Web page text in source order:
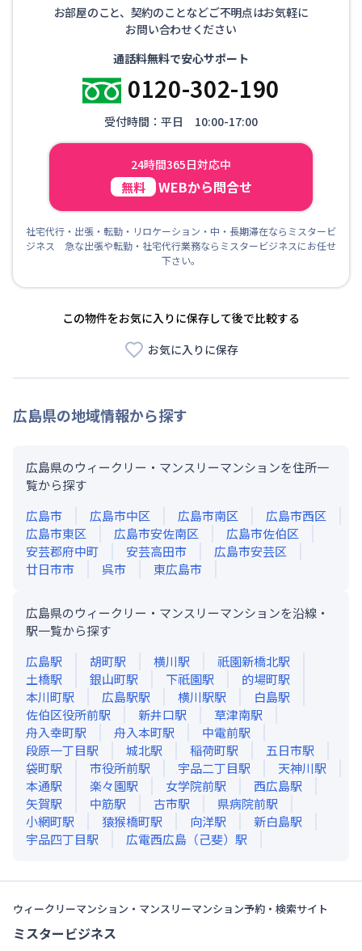
お部屋のこと、契約のことなどご不明点はお気軽に
お問い合わせください
通話料無料で安心サポート
0120-302-190
受付時間：平日 10:00-17:00
24時間365日対応中
無料 WEBから問合せ
社宅代行・出張・転勤・リロケーション・中・長期滞在ならミスタービ
ジネス 急な出張や転勤・社宅代行業務ならミスタービジネスにお任せ
下さい。
この物件をお気に入りに保存して後で比較する
お気に入りに保存
広島県の地域情報から探す
広島県のウィークリー・マンスリーマンションを住所一
覧から探す
広島市
広島市中区 広島市南区
広島市西区
広島市東区
広島市安佐南区
広島市佐伯区
安芸郡府中町
安芸高田市
広島市安芸区
廿日市市
呉市 東広島市
広島県のウィークリー・マンスリーマンションを沿線・
駅一覧から探す
広島駅 胡町駅 横川駅 祇園新橋北駅
土橋駅 銀山町駅 下祇園駅 的場町駅
本川町駅 広島駅駅 横川駅駅 白島駅
佐伯区役所前駅 新井口駅 草津南駅
舟入幸町駅 舟入本町駅 中電前駅
段原一丁目駅 城北駅 稲荷町駅 五日市駅
袋町駅 市役所前駅 宇品二丁目駅 天神川駅
本通駅 楽々園駅 女学院前駅 西広島駅
矢賀駅 中筋駅 古市駅 県病院前駅
小網町駅 猿猴橋町駅 向洋駅 新白島駅
宇品四丁目駅 広電西広島（己斐） 駅
ウィークリーマンション・マンスリーマンション予約・検索サイト
ミスタービジネス